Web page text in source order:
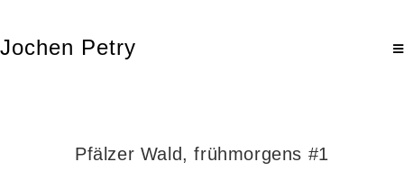
Jochen Petry
Pfälzer Wald, frühmorgens #1